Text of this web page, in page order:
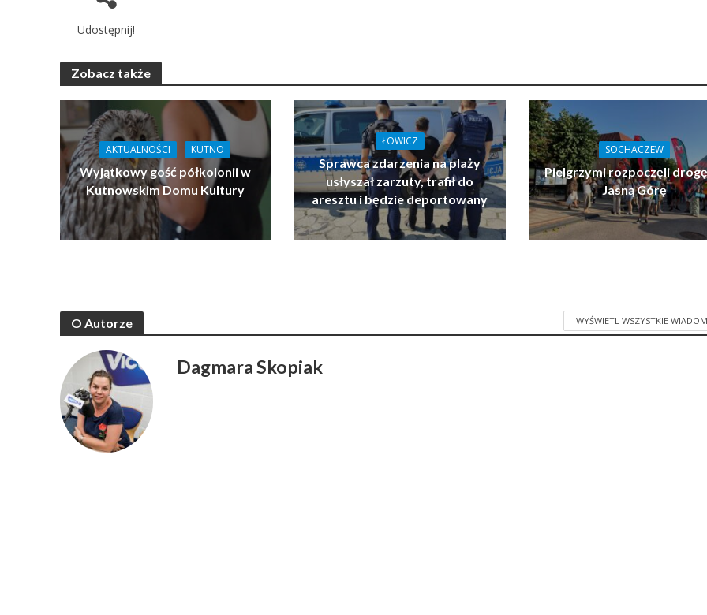
Udostępnij!
Zobacz także
AKTUALNOŚCI KUTNO
Wyjątkowy gość półkolonii w
Kutnowskim Domu Kultury
ŁOWICZ
Sprawca zdarzenia na plaży
usłyszał zarzuty, trafił do
aresztu i będzie deportowany
SOCHACZEW
Pielgrzymi rozpoczęli
Jasną Górę
O Autorze WYŚWIETL WSZYSTKIE
Dagmara Skopiak